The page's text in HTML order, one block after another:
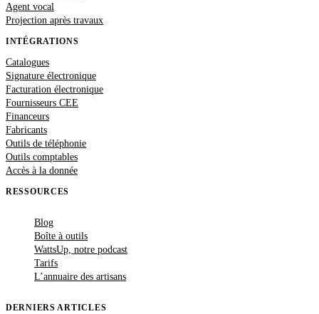
Agent vocal
Projection après travaux
INTÉGRATIONS
Catalogues
Signature électronique
Facturation électronique
Fournisseurs CEE
Financeurs
Fabricants
Outils de téléphonie
Outils comptables
Accès à la donnée
RESSOURCES
Blog
Boîte à outils
WattsUp, notre podcast
Tarifs
L’annuaire des artisans
DERNIERS ARTICLES